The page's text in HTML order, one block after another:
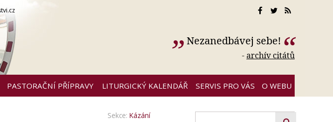
Nezanedbávej sebe!
-archív citátů
PASTORAČNÍ PŘÍPRAVY LITURGICKÝ KALENDÁŘ SERVIS PRO VÁS O WEBU
Sekce: Kázání